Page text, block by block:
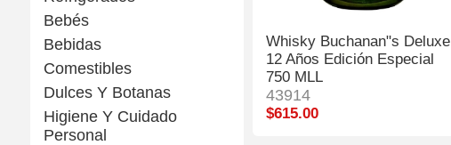
Bebés
Bebidas
Comestibles
Dulces Y Botanas
Higiene Y Cuidado
Personal
Whisky Buchanan"s Deluxe
12 Años Edición Especial
750 MLL
43914
$615.00